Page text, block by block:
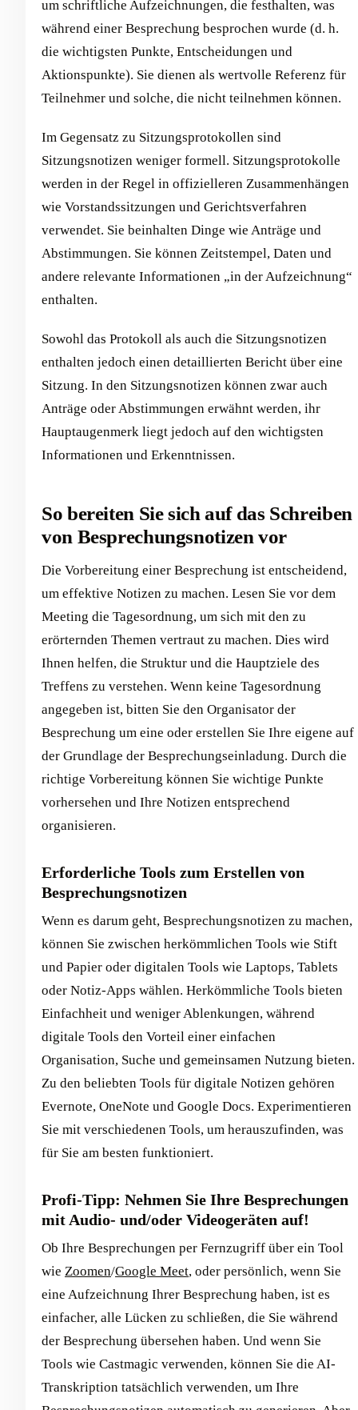
um schriftliche Aufzeichnungen, die festhalten, was
während einer Besprechung besprochen wurde (d. h.
die wichtigsten Punkte, Entscheidungen und
Aktionspunkte). Sie dienen als wertvolle Referenz für
Teilnehmer und solche, die nicht teilnehmen können.
Im Gegensatz zu Sitzungsprotokollen sind
Sitzungsnotizen weniger formell. Sitzungsprotokolle
werden in der Regel in offizielleren Zusammenhängen
wie Vorstandssitzungen und Gerichtsverfahren
verwendet. Sie beinhalten Dinge wie Anträge und
Abstimmungen. Sie können Zeitstempel, Daten und
andere relevante Informationen „in der Aufzeichnung“
enthalten.
Sowohl das Protokoll als auch die Sitzungsnotizen
enthalten jedoch einen detaillierten Bericht über eine
Sitzung. In den Sitzungsnotizen können zwar auch
Anträge oder Abstimmungen erwähnt werden, ihr
Hauptaugenmerk liegt jedoch auf den wichtigsten
Informationen und Erkenntnissen.
So bereiten Sie sich auf das Schreiben
von Besprechungsnotizen vor
Die Vorbereitung einer Besprechung ist entscheidend,
um effektive Notizen zu machen. Lesen Sie vor dem
Meeting die Tagesordnung, um sich mit den zu
erörternden Themen vertraut zu machen. Dies wird
Ihnen helfen, die Struktur und die Hauptziele des
Treffens zu verstehen. Wenn keine Tagesordnung
angegeben ist, bitten Sie den Organisator der
Besprechung um eine oder erstellen Sie Ihre eigene auf
der Grundlage der Besprechungseinladung. Durch die
richtige Vorbereitung können Sie wichtige Punkte
vorhersehen und Ihre Notizen entsprechend
organisieren.
Erforderliche Tools zum Erstellen von
Besprechungsnotizen
Wenn es darum geht, Besprechungsnotizen zu machen,
können Sie zwischen herkömmlichen Tools wie Stift
und Papier oder digitalen Tools wie Laptops, Tablets
oder Notiz-Apps wählen. Herkömmliche Tools bieten
Einfachheit und weniger Ablenkungen, während
digitale Tools den Vorteil einer einfachen
Organisation, Suche und gemeinsamen Nutzung bieten.
Zu den beliebten Tools für digitale Notizen gehören
Evernote, OneNote und Google Docs. Experimentieren
Sie mit verschiedenen Tools, um herauszufinden, was
für Sie am besten funktioniert.
Profi-Tipp: Nehmen Sie Ihre Besprechungen
mit Audio- und/oder Videogeräten auf!
Ob Ihre Besprechungen per Fernzugriff über ein Tool
wie Zoomen/Google Meet, oder persönlich, wenn Sie
eine Aufzeichnung Ihrer Besprechung haben, ist es
einfacher, alle Lücken zu schließen, die Sie während
der Besprechung übersehen haben. Und wenn Sie
Tools wie Castmagic verwenden, können Sie die AI-
Transkription tatsächlich verwenden, um Ihre